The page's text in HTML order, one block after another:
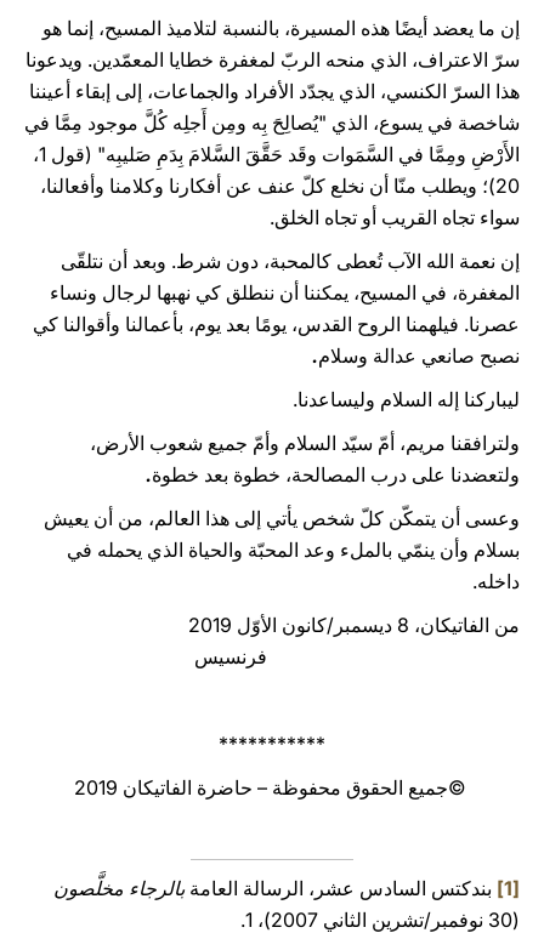
إن ما يعضد أيضًا هذه المسيرة، بالنسبة لتلاميذ المسيح، إنما هو
سرّ الاعتراف، الذي منحه الربّ لمغفرة خطايا المعمّدين. ويدعونا
هذا السرّ الكنسي، الذي يجدّد الأفراد والجماعات، إلى إبقاء أعيننا
شاخصة في يسوع، الذي "يُصالِحَ بِه ومِن أَجلِه كُلَّ موجود مِمَّا في
الأَرْضِ ومِمَّا في السَّمَوات وقَد حَقَّقَ السَّلامَ بِدَمِ صَليبِه" (قول 1،
20)؛ ويطلب منّا أن نخلع كلّ عنف عن أفكارنا وكلامنا وأفعالنا،
سواء تجاه القريب أو تجاه الخلق.
إن نعمة الله الآب تُعطى كالمحبة، دون شرط. وبعد أن نتلقّى
المغفرة، في المسيح، يمكننا أن ننطلق كي نهبها لرجال ونساء
عصرنا. فيلهمنا الروح القدس، يومًا بعد يوم، بأعمالنا وأقوالنا كي
نصبح صانعي عدالة وسلام.
ليباركنا إله السلام وليساعدنا.
ولترافقنا مريم، أمّ سيّد السلام وأمّ جميع شعوب الأرض،
ولتعضدنا على درب المصالحة، خطوة بعد خطوة.
وعسى أن يتمكّن كلّ شخص يأتي إلى هذا العالم، من أن يعيش
بسلام وأن ينمّي بالملء وعد المحبّة والحياة الذي يحمله في
داخله.
من الفاتيكان، 8 ديسمبر/كانون الأوّل 2019
فرنسيس
***********
©جميع الحقوق محفوظة – حاضرة الفاتيكان 2019
[1] بندكتس السادس عشر، الرسالة العامةبالرجاء مخلَّصون
(30 نوفمبر/تشرين الثاني 2007)، 1.